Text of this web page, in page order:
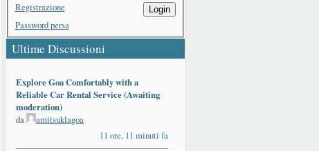
Login
Registrazione
Password persa
Ultime Discussioni
Explore Goa Comfortably with a
Reliable Car Rental Service (Awaiting
moderation)
da
amitsuklagoa
11 ore, 11 minuti fa